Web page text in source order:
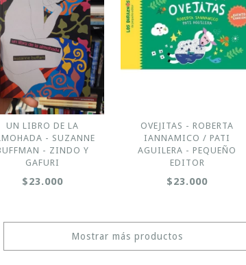
UN LIBRO DE LA
- SUZANNE
- ZINDO Y
GAFURI
$23.000
OVEJITAS - ROBERTA
IANNAMICO / PATI
AGUILERA - PEQUEÑO
EDITOR
$23.000
Mostrar más productos